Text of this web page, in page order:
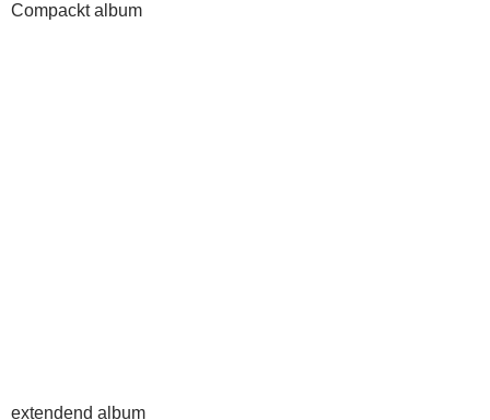
Compackt album
extendend album